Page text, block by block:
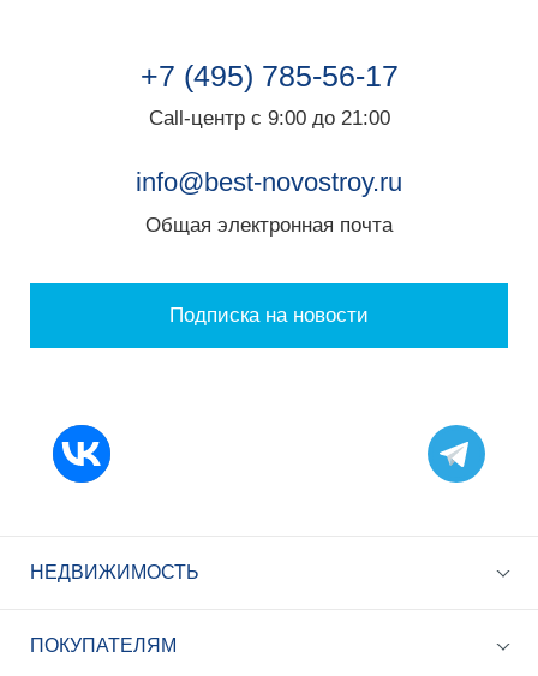
+7 (495) 785-56-17
Call-центр с 9:00 до 21:00
info@best-novostroy.ru
Общая электронная почта
Подписка на новости
НЕДВИЖИМОСТЬ
ПОКУПАТЕЛЯМ